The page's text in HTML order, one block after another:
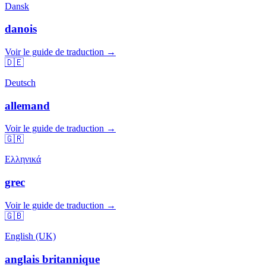
Dansk
danois
Voir le guide de traduction →
🇩🇪
Deutsch
allemand
Voir le guide de traduction →
🇬🇷
Ελληνικά
grec
Voir le guide de traduction →
🇬🇧
English (UK)
anglais britannique